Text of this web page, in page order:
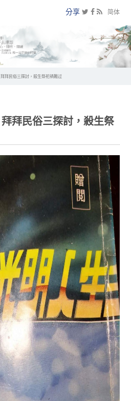
简体
分享
拜民俗三探討，殺生祭祀禍難过
拜民俗三探討，殺生祭